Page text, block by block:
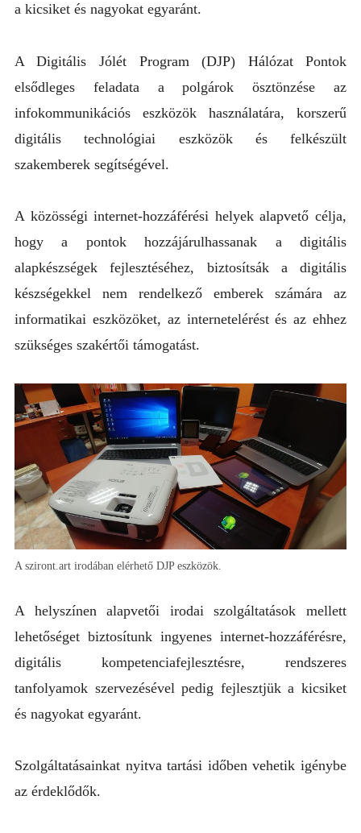
a kicsiket és nagyokat egyaránt.
A Digitális Jólét Program (DJP) Hálózat Pontok
elsődleges feladata a polgárok ösztönzése az
infokommunikációs eszközök használatára, korszerű
digitális technológiai eszközök és felkészült
szakemberek segítségével.
A közösségi internet-hozzáférési helyek alapvető célja,
hogy a pontok hozzájárulhassanak a digitális
alapkészségek fejlesztéséhez, biztosítsák a digitális
készségekkel nem rendelkező emberek számára az
informatikai eszközöket, az internetelérést és az ehhez
szükséges szakértői támogatást.
A sziront.art irodában elérhető DJP eszközök.
A helyszínen alapvetői irodai szolgáltatások mellett
lehetőséget biztosítunk ingyenes internet-hozzáférésre,
digitális kompetenciafejlesztésre, rendszeres
tanfolyamok szervezésével pedig fejlesztjük a kicsiket
és nagyokat egyaránt.
Szolgáltatásainkat nyitva tartási időben vehetik igénybe
az érdeklődők.